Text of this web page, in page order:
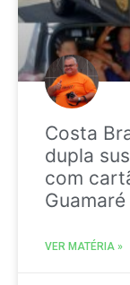
Costa
dupla
com
Guamaré
VER MATÉRIA »